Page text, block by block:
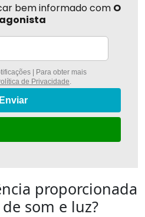
bem informado com O
| Para obter mais
de Privacidade
Enviar
proporcionada
som e luz?